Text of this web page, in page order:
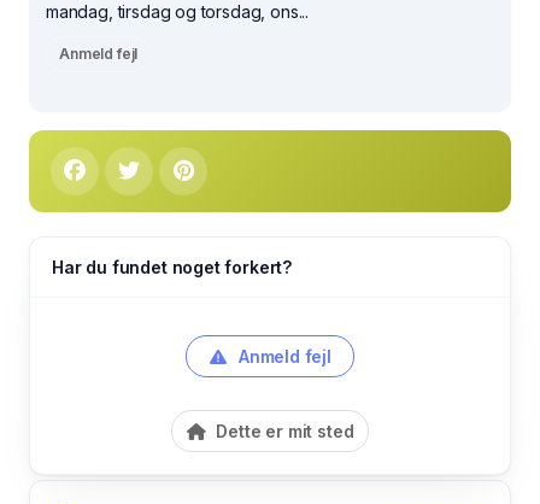
mandag, tirsdag og torsdag, ons...
Anmeld fejl
Har du fundet noget forkert?
Anmeld fejl
Dette er mit sted